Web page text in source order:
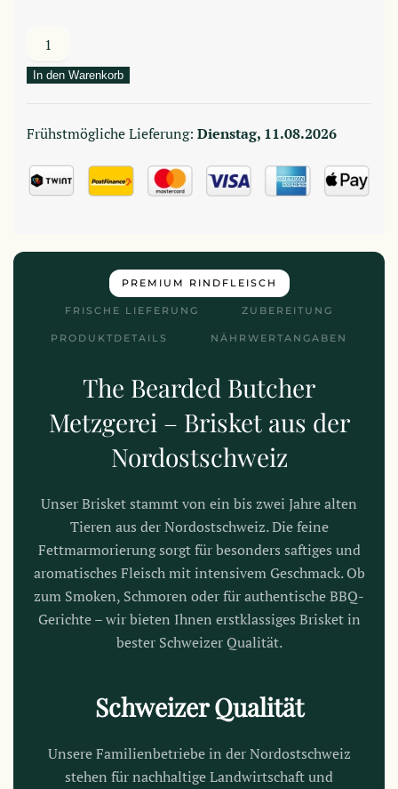
Brisket
In den Warenkorb
Frühstmögliche Lieferung: Dienstag, 11.08.2026
PREMIUM RINDFLEISCH
FRISCHE LIEFERUNG ZUBEREITUNG
PRODUKTDETAILS NÄHRWERTANGABEN
The Bearded Butcher
Metzgerei – Brisket aus der
Nordostschweiz
Unser Brisket stammt von ein bis zwei Jahre alten
Tieren aus der Nordostschweiz. Die feine
Fettmarmorierung sorgt für besonders saftiges und
aromatisches Fleisch mit intensivem Geschmack. Ob
zum Smoken, Schmoren oder für authentische BBQ-
Gerichte – wir bieten Ihnen erstklassiges Brisket in
bester Schweizer Qualität.
Schweizer Qualität
Unsere Familienbetriebe in der Nordostschweiz
stehen für nachhaltige Landwirtschaft und